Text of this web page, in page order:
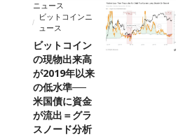
ニュース
ビットコインニ
ュース
ビットコイン
の現物出来高
が2019年以来
の低水準──
米国債に資金
が流出＝グラ
スノード分析